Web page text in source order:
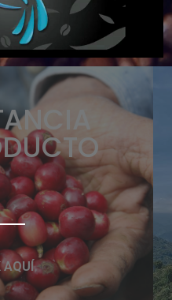
AQUÍ